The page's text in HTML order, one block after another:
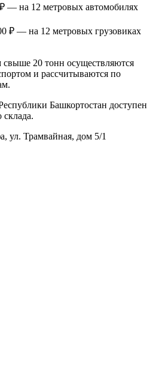
— на 12 метровых автомобилях
₽ — на 12 метровых грузовиках
свыше 20 тонн осуществляются
и рассчитываются по
Башкортостан доступен
ул. Трамвайная, дом 5/1